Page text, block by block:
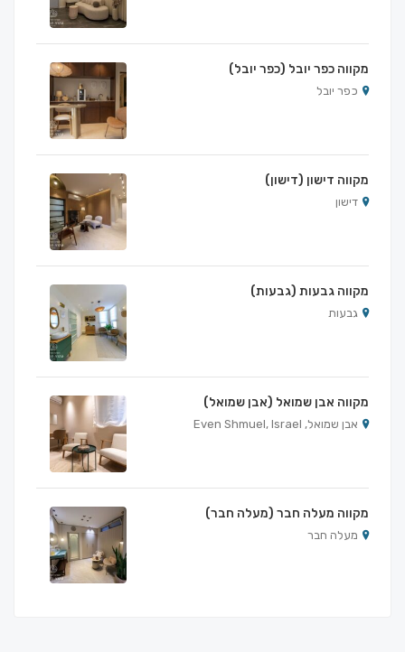
מקווה כפר יובל (כפר יובל)
כפר יובל
מקווה דישון (דישון)
דישון
מקווה גבעות (גבעות)
גבעות
מקווה אבן שמואל (אבן שמואל)
אבן שמואל, Even Shmuel, Israel
מקווה מעלה חבר (מעלה חבר)
מעלה חבר